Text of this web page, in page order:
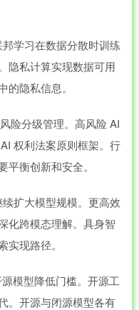
学习在数据分散时训练
隐私计算实现数据可用
隐私信息。
险分级管理。高风险 AI
权利法案原则框架。行
衡创新和安全。
扩大模型规模。更高效
化跨模态理解。具身智
现路径。
模型降低门槛。开源工
。开源与闭源模型各有